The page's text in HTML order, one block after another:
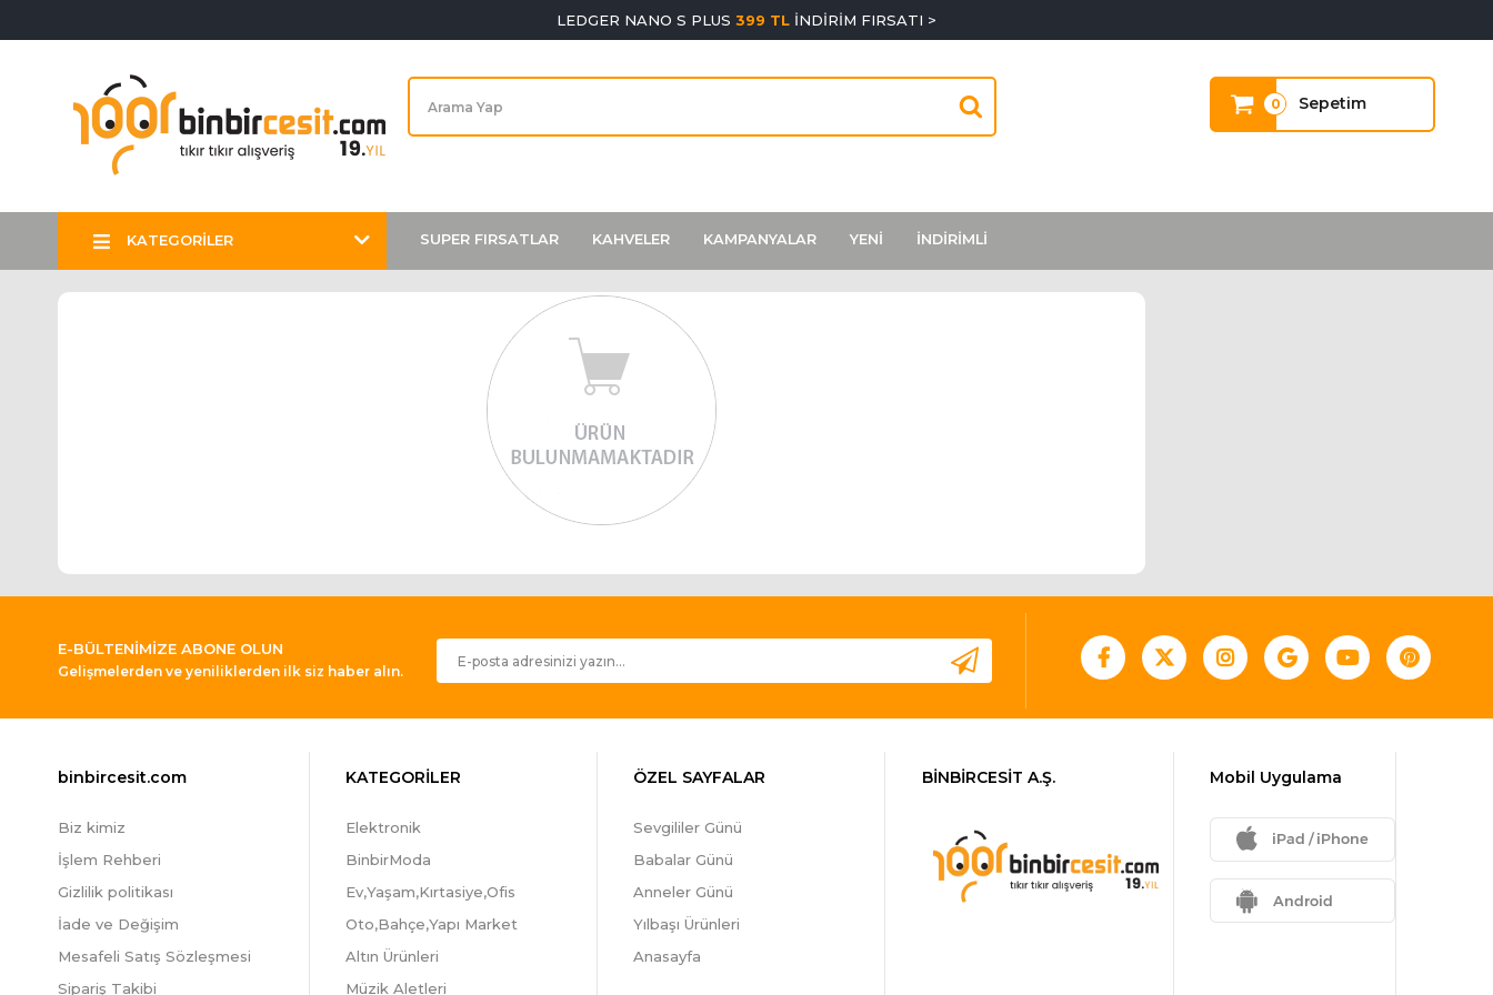
LEDGER NANO S PLUS 399 TL İNDİRİM FIRSATI >
Sepetim
0
KATEGORİLER SUPER FIRSATLAR KAHVELER KAMPANYALAR YENİ İNDİRİMLİ
E-BÜLTENİMİZE ABONE OLUN
Gelişmelerden ve yeniliklerden ilk siz haber alın.
binbircesit.com
Biz kimiz
İşlem Rehberi
Gizlilik politikası
İade ve Değişim
Mesafeli Satış Sözleşmesi
Sipariş Takibi
KATEGORİLER
Elektronik
BinbirModa
Ev,Yaşam,Kırtasiye,Ofis
Oto,Bahçe,Yapı Market
Altın Ürünleri
Müzik Aletleri
ÖZEL SAYFALAR
Sevgililer Günü
Babalar Günü
Anneler Günü
Yılbaşı Ürünleri
Anasayfa
BİNBİRCESİT A.Ş. Mobil Uygulama